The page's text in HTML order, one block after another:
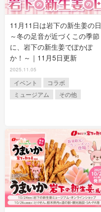
11月11日は岩下の新生姜の日
～冬の足音が近づくこの季節
に、岩下の新生姜でぽかぽ
か！～｜11月5日更新
2025.11.05
イベント
コラボ
ミュージアム
その他